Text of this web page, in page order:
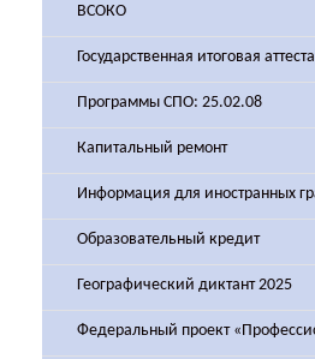
ВСОКО
Государственная итоговая
Программы СПО: 25.02.08
Капитальный ремонт
Информация для иностранных
Образовательный кредит
Географический диктант 2025
Федеральный проект